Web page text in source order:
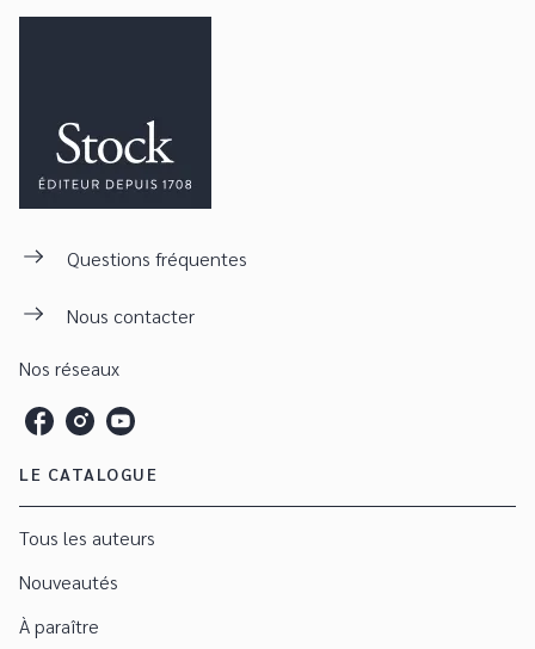
Questions fréquentes
Nous contacter
Nos réseaux
LE CATALOGUE
Tous les auteurs
Nouveautés
À paraître